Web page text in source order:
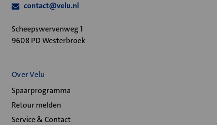
contact@velu.nl
Scheepswervenweg 1
9608 PD Westerbroek
Over Velu
Spaarprogramma
Retour melden
Service & Contact